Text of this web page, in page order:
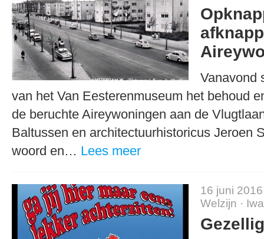
Vanavond
van het Van Eesterenmuseum het behoud
de beruchte Aireywoningen aan de
Baltussen en architectuurhistoricus Jeroen
woord en… Lees meer
16 juni
Welzijn ·